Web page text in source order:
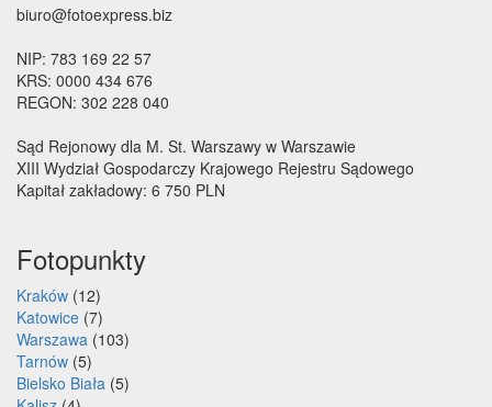
biuro@fotoexpress.biz
NIP: 783 169 22 57
KRS: 0000 434 676
REGON: 302 228 040
Sąd Rejonowy dla M. St. Warszawy w Warszawie
XIII Wydział Gospodarczy Krajowego Rejestru Sądowego
Kapitał zakładowy: 6 750 PLN
Fotopunkty
Kraków (12)
Katowice (7)
Warszawa (103)
Tarnów (5)
Bielsko Biała (5)